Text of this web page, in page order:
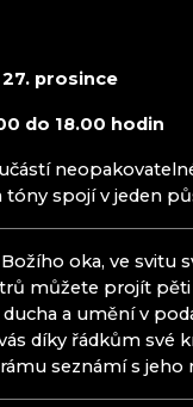
Mlýn
výběžek
GLASS ART
SKUHRAVÝ -
GLASS
ATELIERS
NB
VLAK -
DŮM
CRYSTAL
GLASS
prosince
do 18.00 hodin
tóny spojí v jeden
oka, ve svitu
můžete projít pěti
a umění v
díky řádkům své
seznámí s jeho